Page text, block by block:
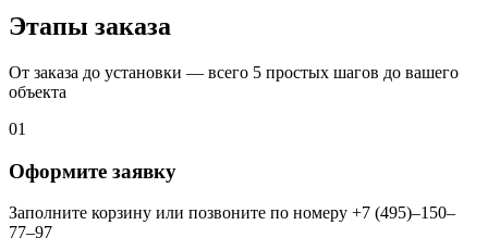
Этапы заказа
От заказа до установки — всего 5 простых шагов до вашего
объекта
01
Оформите заявку
Заполните корзину или позвоните по номеру +7 (495)–150–
77–97